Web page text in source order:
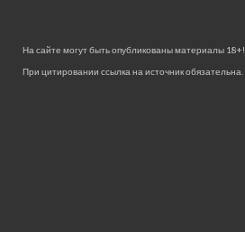
На сайте могут быть опубликованы материалы 18+!
При цитировании ссылка на источник обязательна.